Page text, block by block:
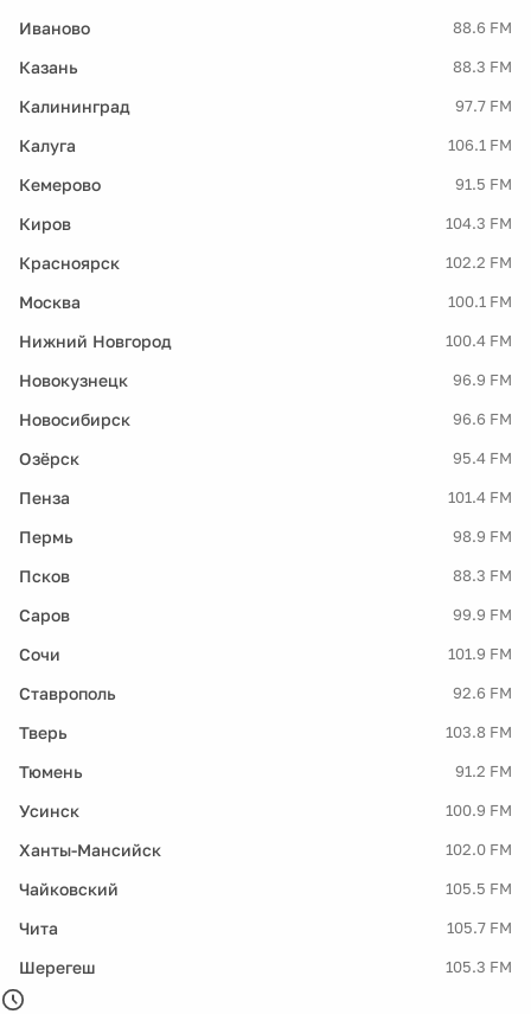
Иваново 88.6 FM
Казань 88.3 FM
Калининград 97.7 FM
Калуга 106.1 FM
Кемерово 91.5 FM
Киров 104.3 FM
Красноярск 102.2 FM
Москва 100.1 FM
Нижний Новгород 100.4 FM
Новокузнецк 96.9 FM
Новосибирск 96.6 FM
Озёрск 95.4 FM
Пенза 101.4 FM
Пермь 98.9 FM
Псков 88.3 FM
Саров 99.9 FM
Сочи 101.9 FM
Ставрополь 92.6 FM
Тверь 103.8 FM
Тюмень 91.2 FM
Усинск 100.9 FM
Ханты-Мансийск 102.0 FM
Чайковский 105.5 FM
Чита 105.7 FM
Шерегеш 105.3 FM